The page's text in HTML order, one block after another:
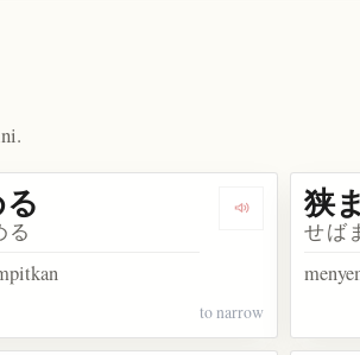
狭間 Dengarkan
る
to narrow
狭
せば